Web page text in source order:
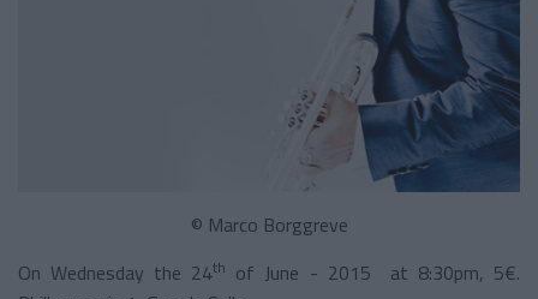
© Marco Borggreve
On Wednesday the 24th of June - 2015 at 8:30pm, 5€.